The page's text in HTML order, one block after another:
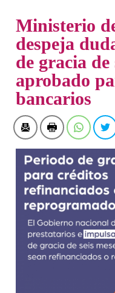
Ministerio
despeja
de gracia de
aprobado
bancarios